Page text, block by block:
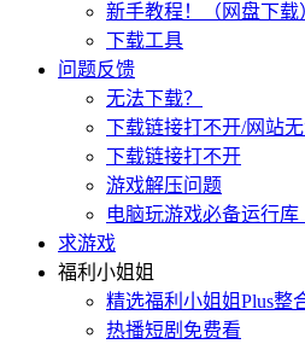
新手教程！（网盘下载
下载工具
问题反馈
无法下载？
下载链接打不开/网站
下载链接打不开
游戏解压问题
电脑玩游戏必备运行库
求游戏
福利小姐姐
精选福利小姐姐Plus整
热播短剧免费看